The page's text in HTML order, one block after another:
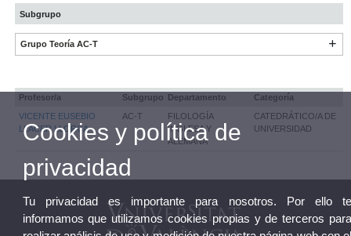
Subgrupo
Grupo Teoría AC-T
Profesor/a Subgrupo Departamento
Categoría
VICENTE EUSEBIO
LLACER LLORCA
AC-T
FILOLOGÍA
INGLESA Y
ALEMANA
CATEDRÁTICO/A DE
UNIVERSIDAD
Cookies y política de
privacidad
Tu privacidad es importante para nosotros. Por ello
informamos que utilizamos cookies propias y de terceros